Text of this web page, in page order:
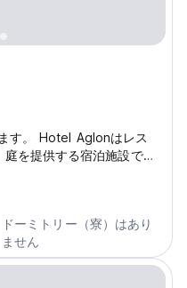
す。 Hotel Aglonはレス
庭を提供する宿泊施設で
ドーミトリー（寮）はあり
ません